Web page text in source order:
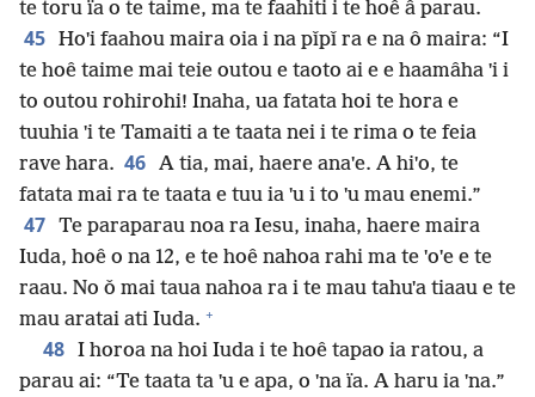
te toru ïa o te taime, ma te faahiti i te hoê â parau.
45 Hoˈi faahou maira oia i na pǐpǐ ra e na ô maira: “I
te hoê taime mai teie outou e taoto ai e e haamâha ˈi i
to outou rohirohi! Inaha, ua fatata hoi te hora e
tuuhia ˈi te Tamaiti a te taata nei i te rima o te feia
rave hara. 46 A tia, mai, haere anaˈe. A hiˈo, te
fatata mai ra te taata e tuu ia ˈu i to ˈu mau enemi.”
47 Te paraparau noa ra Iesu, inaha, haere maira
Iuda, hoê o na 12, e te hoê nahoa rahi ma te ˈoˈe e te
raau. No ǒ mai taua nahoa ra i te mau tahuˈa tiaau e te
mau aratai ati Iuda. +
48 I horoa na hoi Iuda i te hoê tapao ia ratou, a
parau ai: “Te taata ta ˈu e apa, o ˈna ïa. A haru ia ˈna.”